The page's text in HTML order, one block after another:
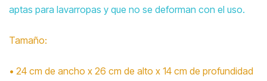
aptas para lavarropas y que no se deforman con el uso.
Tamaño:
• 24 cm de ancho x 26 cm de alto x 14 cm de profundidad